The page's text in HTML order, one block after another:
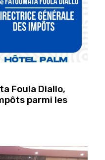
Foula Diallo,
parmi les